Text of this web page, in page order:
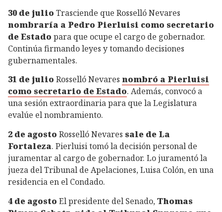
30 de julio Trasciende que Rosselló Nevares
nombraría a Pedro Pierluisi como secretario
de Estado para que ocupe el cargo de gobernador.
Continúa firmando leyes y tomando decisiones
gubernamentales.
31 de julio Rosselló Nevares nombró a Pierluisi
como secretario de Estado. Además, convocó a
una sesión extraordinaria para que la Legislatura
evalúe el nombramiento.
2 de agosto Rosselló Nevares sale de La
Fortaleza. Pierluisi tomó la decisión personal de
juramentar al cargo de gobernador. Lo juramentó la
jueza del Tribunal de Apelaciones, Luisa Colón, en una
residencia en el Condado.
4 de agosto El presidente del Senado,Thomas